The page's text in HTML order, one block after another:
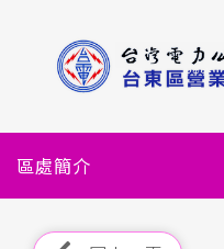
塊
區處簡介